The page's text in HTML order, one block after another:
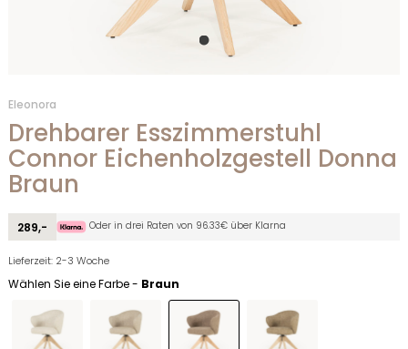
Eleonora
Drehbarer Esszimmerstuhl
Connor Eichenholzgestell Donna
Braun
289,- Oder in drei Raten von 96.33€ über Klarna
Lieferzeit: 2-3 Woche
Wählen Sie eine Farbe - Braun